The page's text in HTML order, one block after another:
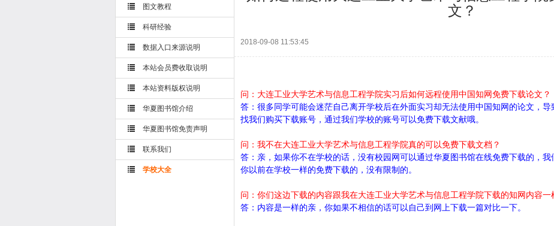
图文教程
科研经验
数据入口来源说明
本站会员费收取说明
本站资料版权说明
华夏图书馆介绍
华夏图书馆免责声明
联系我们
学校大全
文？
2018-09-08 11:53:45
问：大连工业大学艺术与信息工程学院实习后如何远程使用中国知网免费下载论文？
答：很多同学可能会迷茫自己离开学校后在外面实习却无法使用中国知网的论文，
找我们购买下载账号，通过我们学校的账号可以免费下载文献哦。
问：我不在大连工业大学艺术与信息工程学院真的可以免费下载文档？
答：亲，如果你不在学校的话，没有校园网可以通过华夏图书馆在线免费下载的，
你以前在学校一样的免费下载的，没有限制的。
问：你们这边下载的内容跟我在大连工业大学艺术与信息工程学院下载的知网内容一
答：内容是一样的亲，你如果不相信的话可以自己到网上下载一篇对比一下。